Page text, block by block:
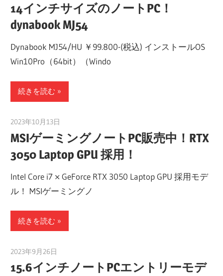
14インチサイズのノートPC！
dynabook MJ54
Dynabook MJ54/HU ￥99.800-(税込) インストールOS
Win10Pro（64bit）（Windo
続きを読む
2023年10月13日
MSIゲーミングノートPC販売中！RTX
3050 Laptop GPU 採用！
Intel Core i7 × GeForce RTX 3050 Laptop GPU 採用モデ
ル！ MSIゲーミングノ
続きを読む
2023年9月26日
15.6インチノートPCエントリーモデ